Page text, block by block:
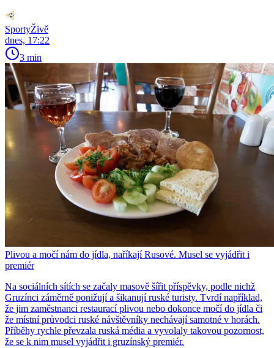
SportyŽivě
dnes, 17:22
3 min
Plivou a močí nám do jídla, naříkají Rusové. Musel se vyjádřit i
premiér
Na sociálních sítích se začaly masově šířit příspěvky, podle nichž
Gruzínci záměrně ponižují a šikanují ruské turisty. Tvrdí například,
že jim zaměstnanci restaurací plivou nebo dokonce močí do jídla či
že místní průvodci ruské návštěvníky nechávají samotné v horách.
Příběhy rychle převzala ruská média a vyvolaly takovou pozornost,
že se k nim musel vyjádřit i gruzínský premiér.